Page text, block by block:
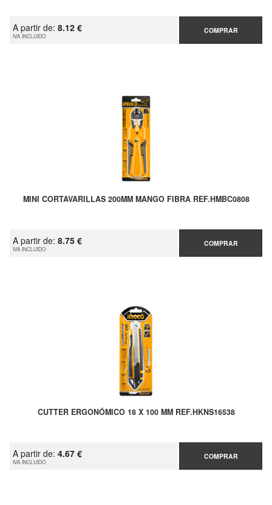
A partir de: 8.12 €
IVA INCLUIDO
COMPRAR
MINI CORTAVARILLAS 200MM MANGO FIBRA REF.HMBC0808
A partir de: 8.75 €
IVA INCLUIDO
COMPRAR
CUTTER ERGONÓMICO 18 X 100 MM REF.HKNS16538
A partir de: 4.67 €
IVA INCLUIDO
COMPRAR